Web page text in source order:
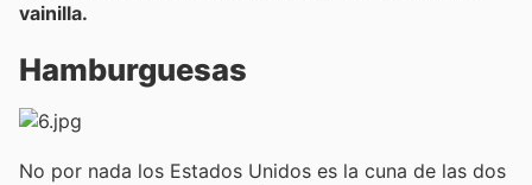
vainilla.
Hamburguesas
No por nada los Estados Unidos es la cuna de las dos